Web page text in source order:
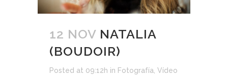
12 NOV NATALIA
(BOUDOIR)
Posted at 09:12h in Fotografía, Vídeo